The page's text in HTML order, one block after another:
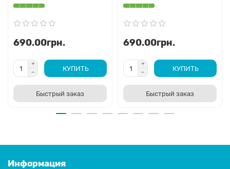
690.00грн.
КУПИТЬ
Быстрый заказ
690.00грн.
КУПИТЬ
Быстрый заказ
Информация